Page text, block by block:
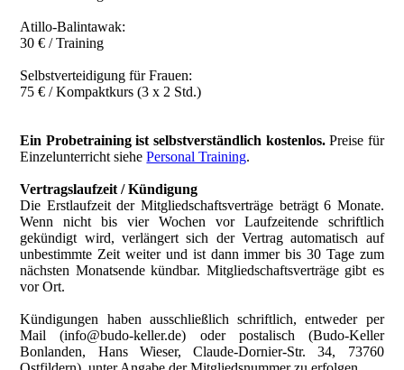
Atillo-Balintawak:
30 € / Training
Selbstverteidigung für Frauen:
75 € / Kompaktkurs (3 x 2 Std.)
Ein Probetraining ist selbstverständlich kostenlos.Preise für
Einzelunterricht siehePersonal Training.
Vertragslaufzeit / Kündigung
Die Erstlaufzeit der Mitgliedschaftsverträge beträgt 6 Monate.
Wenn nicht bis vier Wochen vor Laufzeitende schriftlich
gekündigt wird, verlängert sich der Vertrag automatisch auf
unbestimmte Zeit weiter und ist dann immer bis 30 Tage zum
nächsten Monatsende kündbar. Mitgliedschaftsverträge gibt es
vor Ort.
Kündigungen haben ausschließlich schriftlich, entweder per
Mail (info@budo-keller.de) oder postalisch (Budo-Keller
Bonlanden, Hans Wieser, Claude-Dornier-Str. 34, 73760